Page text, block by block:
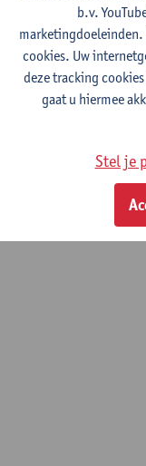
Ontwikkeling
gedoteerde
01/11/2023 - 31/
b.v.
marketingdoeleinden.
cookies. Uw
deze tracking
gaat u hiermee
Stel je